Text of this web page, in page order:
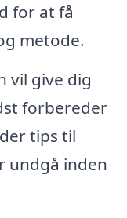
for at få
metode.
vil give dig
forbereder
tips til
undgå inden